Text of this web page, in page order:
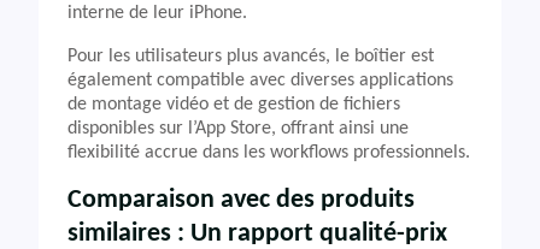
interne de leur iPhone.
Pour les utilisateurs plus avancés, le boîtier est
également compatible avec diverses applications
de montage vidéo et de gestion de fichiers
disponibles sur l’App Store, offrant ainsi une
flexibilité accrue dans les workflows professionnels.
Comparaison avec des produits
similaires : Un rapport qualité-prix